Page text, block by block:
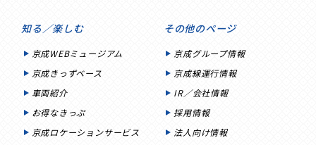
知る／楽しむ
京成WEBミュージアム
京成きっずベース
車両紹介
お得なきっぷ
京成ロケーションサービス
その他のページ
京成グループ情報
京成線運行情報
IR／会社情報
採用情報
法人向け情報